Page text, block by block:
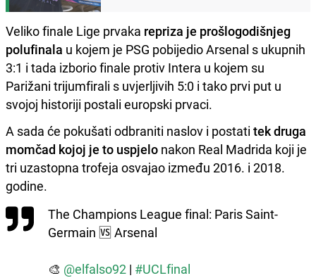
Veliko finale Lige prvaka repriza je prošlogodišnjeg
polufinala u kojem je PSG pobijedio Arsenal s ukupnih
3:1 i tada izborio finale protiv Intera u kojem su
Parižani trijumfirali s uvjerljivih 5:0 i tako prvi put u
svojoj historiji postali europski prvaci.
A sada će pokušati odbraniti naslov i postati tek druga
momčad kojoj je to uspjelo nakon Real Madrida koji je
tri uzastopna trofeja osvajao između 2016. i 2018.
godine.
The Champions League final: Paris Saint-
Germain 🆚 Arsenal
🎨 @elfalso92 | #UCLfinal